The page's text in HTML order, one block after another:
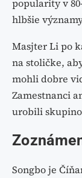
popularity v
hlbšie
Masjter Li po
na stoličke,
mohli dobre
Zamestnanci
urobili
Songbo je